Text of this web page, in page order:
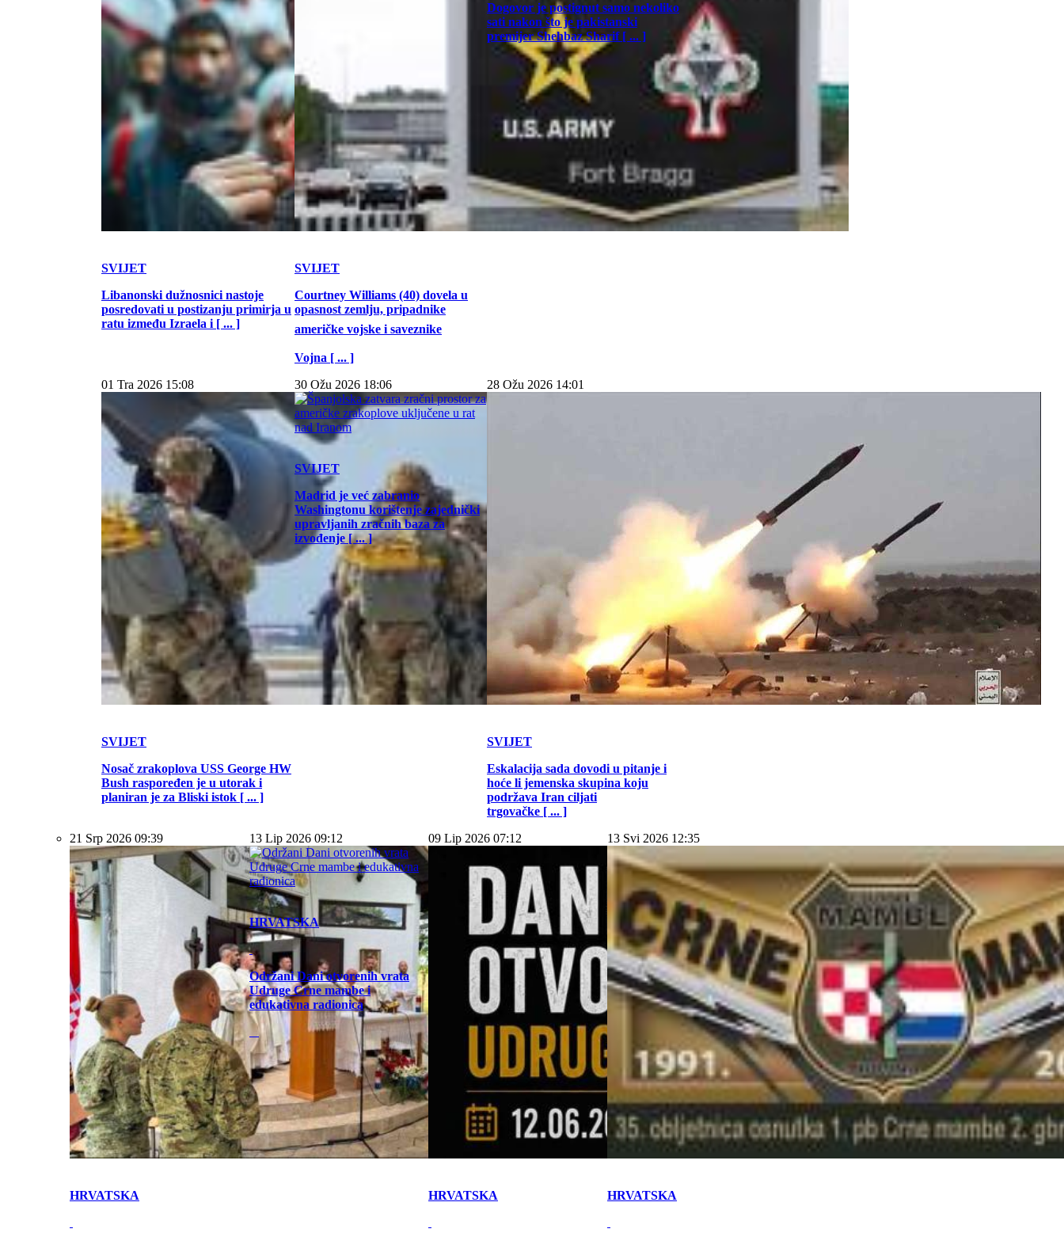
SVIJET
Libanonski dužnosnici nastoje
posredovati u postizanju primirja u
ratu između Izraela i [ ... ]
SVIJET
Courtney Williams (40) dovela u
opasnost zemlju, pripadnike
američke vojske i saveznike
Vojna [ ... ]
Dogovor je postignut samo nekoliko
sati nakon što je pakistanski
premijer Shehbaz Sharif [ ... ]
01 Tra 2026 15:08
SVIJET
Nosač zrakoplova USS George HW
Bush raspoređen je u utorak i
planiran je za Bliski istok [ ... ]
30 Ožu 2026 18:06
SVIJET
Madrid je već zabranio
Washingtonu korištenje zajednički
upravljanih zračnih baza za
izvođenje [ ... ]
28 Ožu 2026 14:01
SVIJET
Eskalacija sada dovodi u pitanje i
hoće li jemenska skupina koju
podržava Iran ciljati
trgovačke [ ... ]
21 Srp 2026 09:39
HRVATSKA
13 Lip 2026 09:12
HRVATSKA
Održani Dani otvorenih vrata
Udruge Crne mambe i
edukativna radionica
09 Lip 2026 07:12
HRVATSKA
13 Svi 2026 12:35
HRVATSKA